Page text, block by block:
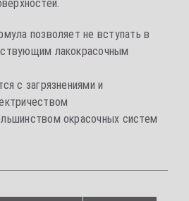
позволяет не вступать в
лакокрасочным
с загрязнениями и
окрасочных систем